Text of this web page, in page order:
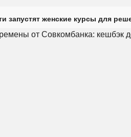
запустят женские курсы для